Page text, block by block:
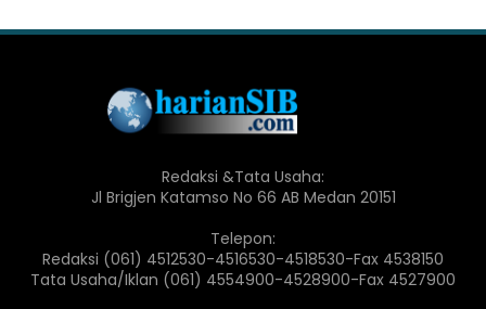
Redaksi &Tata Usaha:
Jl Brigjen Katamso No 66 AB Medan 20151
Telepon:
Redaksi (061) 4512530-4516530-4518530-Fax 4538150
Tata Usaha/Iklan (061) 4554900-4528900-Fax 4527900